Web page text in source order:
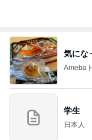
気にな
Ameba
学生
日本人